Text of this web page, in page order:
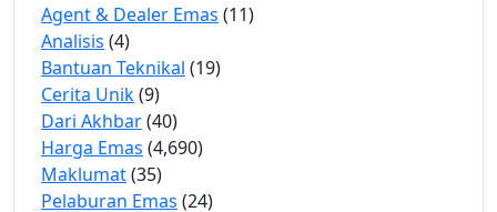
Agent & Dealer Emas (11)
Analisis (4)
Bantuan Teknikal (19)
Cerita Unik(9)
Dari Akhbar(40)
Harga Emas (4,690)
Maklumat(35)
Pelaburan Emas (24)